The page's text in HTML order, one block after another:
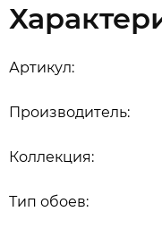
Артикул:
Производитель:
Коллекция:
Тип обоев: